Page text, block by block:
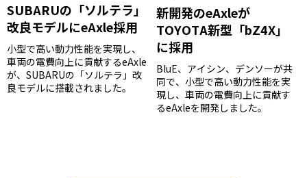
SUBARUの「ソルテラ」
改良モデルにeAxle採用
小型で高い動力性能を実現し、
車両の電費向上に貢献するeAxle
が、SUBARUの「ソルテラ」改
良モデルに搭載されました。
新開発のeAxleが
TOYOTA新型「bZ4X」
に採用
BluE、アイシン、デンソーが共
同で、小型で高い動力性能を実
現し、車両の電費向上に貢献す
るeAxleを開発しました。